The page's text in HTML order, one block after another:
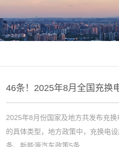
46条！2025年8月全国充换
2025年8月份国家及地方共发布充
的具体类型，地方政策中，充换电